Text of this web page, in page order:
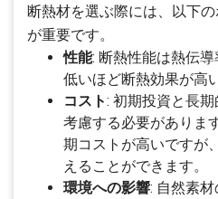
断熱材を選ぶ際には、以下
が重要です。
性能: 断熱性能は熱伝導
低いほど断熱効果が高
コスト: 初期投資と長
考慮する必要がありま
期コストが高いですが
えることができます。
環境への影響: 自然素